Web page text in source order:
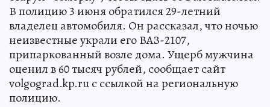
В полицию 3 июня обратился 29-летний
владелец автомобиля. Он рассказал, что ночью
неизвестные украли его ВАЗ-2107,
припаркованный возле дома. Ущерб мужчина
оценил в 60 тысяч рублей, сообщает сайт
volgograd.kp.ru с ссылкой на региональную
полицию.